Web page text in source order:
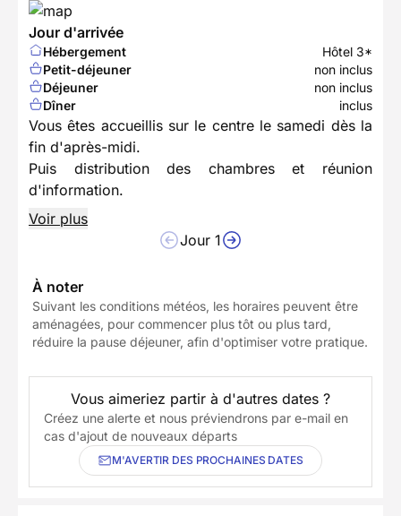
Jour d'arrivée
Hébergement
Hôtel 3*
Petit-déjeuner
non inclus
Déjeuner
non inclus
Dîner
inclus
Vous êtes accueillis sur le centre le samedi dès la
fin d'après-midi.
Puis distribution des chambres et réunion
d'information.
Voir plus
Jour 1
À noter
Suivant les conditions météos, les horaires peuvent être
aménagées, pour commencer plus tôt ou plus tard,
réduire la pause déjeuner, afin d'optimiser votre pratique.
Vous aimeriez partir à d'autres dates ?
Créez une alerte et nous préviendrons par e-mail en
cas d'ajout de nouveaux départs
M'AVERTIR DES PROCHAINES DATES